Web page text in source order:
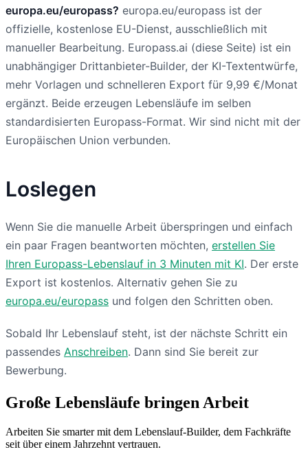
europa.eu/europass? europa.eu/europass ist der
offizielle, kostenlose EU-Dienst, ausschließlich mit
manueller Bearbeitung. Europass.ai (diese Seite) ist ein
unabhängiger Drittanbieter-Builder, der KI-Textentwürfe,
mehr Vorlagen und schnelleren Export für 9,99 €/Monat
ergänzt. Beide erzeugen Lebensläufe im selben
standardisierten Europass-Format. Wir sind nicht mit der
Europäischen Union verbunden.
Loslegen
Wenn Sie die manuelle Arbeit überspringen und einfach
ein paar Fragen beantworten möchten, erstellen Sie
Ihren Europass-Lebenslauf in 3 Minuten mit KI. Der erste
Export ist kostenlos. Alternativ gehen Sie zu
europa.eu/europass und folgen den Schritten oben.
Sobald Ihr Lebenslauf steht, ist der nächste Schritt ein
passendes Anschreiben. Dann sind Sie bereit zur
Bewerbung.
Große Lebensläufe bringen Arbeit
Arbeiten Sie smarter mit dem Lebenslauf-Builder, dem Fachkräfte
seit über einem Jahrzehnt vertrauen.